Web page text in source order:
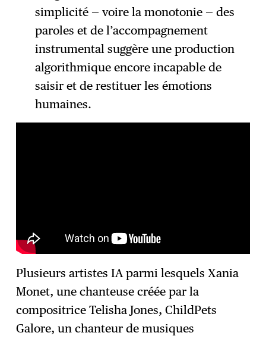
simplicité — voire la monotonie — des
paroles et de l’accompagnement
instrumental suggère une production
algorithmique encore incapable de
saisir et de restituer les émotions
humaines.
Plusieurs artistes IA parmi lesquels Xania
Monet, une chanteuse créée par la
compositrice Telisha Jones, ChildPets
Galore, un chanteur de musiques